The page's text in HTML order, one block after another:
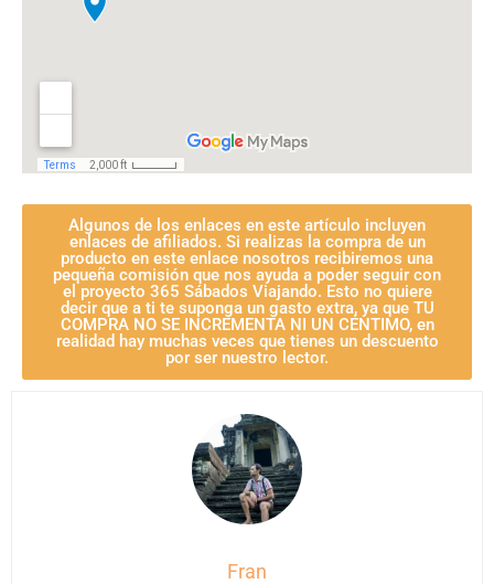
Algunos de los enlaces en este artículo incluyen
enlaces de afiliados. Si realizas la compra de un
producto en este enlace nosotros recibiremos una
pequeña comisión que nos ayuda a poder seguir con
el proyecto 365 Sábados Viajando. Esto no quiere
decir que a ti te suponga un gasto extra, ya que TU
COMPRA NO SE INCREMENTA NI UN CÉNTIMO, en
realidad hay muchas veces que tienes un descuento
por ser nuestro lector.
Fran